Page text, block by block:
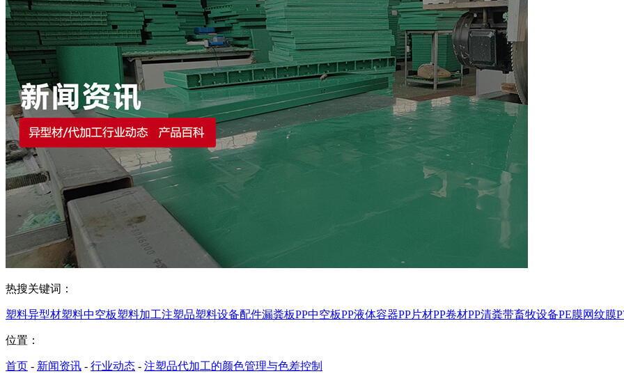
热搜关键词：
塑料异型材塑料中空板塑料加工注塑品塑料设备配件漏粪板PP中空板PP液体容器PP片材PP卷材PP清粪带畜牧设备PE膜网纹膜
位置：
首页 - 新闻资讯 - 行业动态 - 注塑品代加工的颜色管理与色差控制